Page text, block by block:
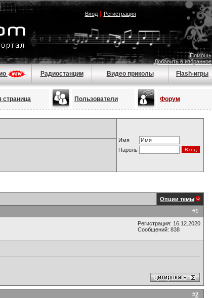
Вход| Регистрация
Помощь
Добавить в избранное
Радиостанции Видео приколы Flash-игры
страница Пользователи Форум
Имя
Пароль
Опции темы
#1
Регистрация: 16.12.2020
Сообщений: 838
#2